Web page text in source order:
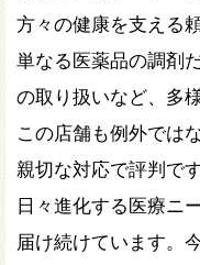
方々の健康を支える
単なる医薬品の調剤
の取り扱いなど、多
この店舗も例外では
親切な対応で評判で
日々進化する医療ニ
届け続けています。